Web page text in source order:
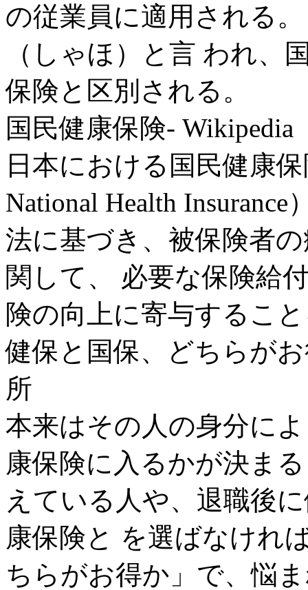
の従業員に適用される
（しゃほ）と言 われ、
保険と区別される。
国民健康保険- Wikipedia
日本における国民健康
National Health
法に基づき、被保険者
関して、 必要な保険給
険の向上に寄与するこ
健保と国保、どちらが
所
本来はその人の身分に
康保険に入るかが決ま
えている人や、退職後
康保険と を選ばなけれ
ちらがお得か」で、悩